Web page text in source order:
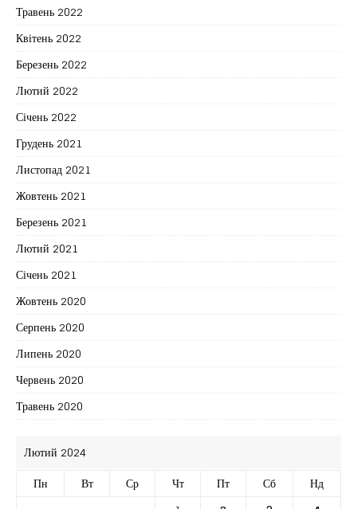
Травень 2022
Квітень 2022
Березень 2022
Лютий 2022
Січень 2022
Грудень 2021
Листопад 2021
Жовтень 2021
Березень 2021
Лютий 2021
Січень 2021
Жовтень 2020
Серпень 2020
Липень 2020
Червень 2020
Травень 2020
Лютий 2024
Пн
Вт Ср Чт Пт Сб
Нд